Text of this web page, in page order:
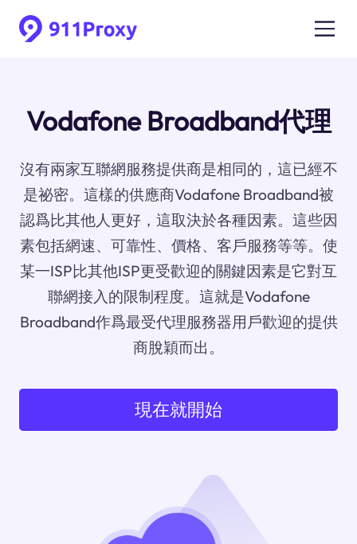
Vodafone Broadband代理
沒有兩家互聯網服務提供商是相同的，這已經不
是祕密。這樣的供應商Vodafone Broadband被
認爲比其他人更好，這取決於各種因素。這些因
素包括網速、可靠性、價格、客戶服務等等。使
某一ISP比其他ISP更受歡迎的關鍵因素是它對互
聯網接入的限制程度。這就是Vodafone
Broadband作爲最受代理服務器用戶歡迎的提供
商脫穎而出。
現在就開始